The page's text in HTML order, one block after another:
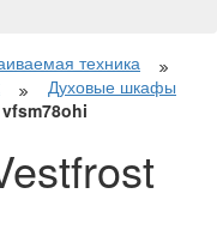
техника
Духовые шкафы